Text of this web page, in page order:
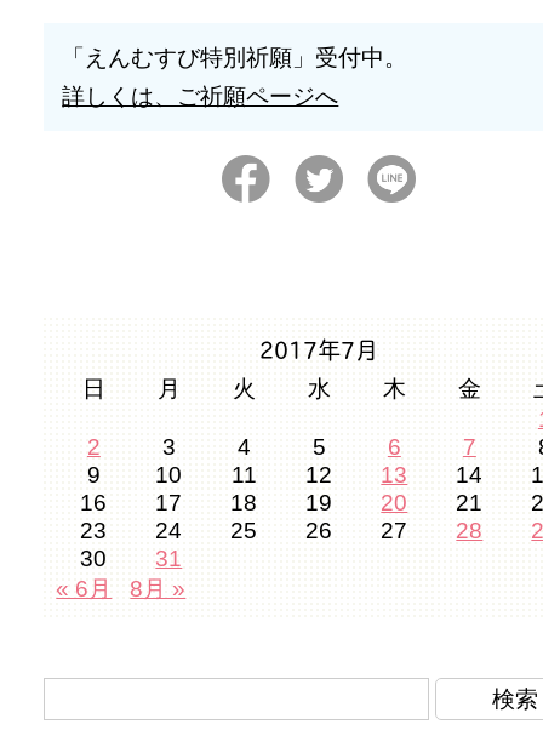
「えんむすび特別祈願」受付中。
詳しくは、ご祈願ページへ
2017年7月
日 月 火 水 木 金
2
3 4 5 6 7
9
10 11 12 13 14
16
17 18 19 20 21
23
24 25 26 27 28
30
31
« 6月
8月 »